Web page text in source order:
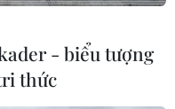
sở đủ điều kiện an
triệu đồng.
- biểu tượng
thức